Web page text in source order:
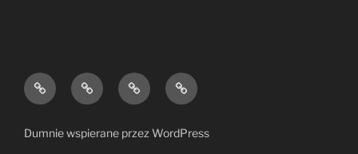
Automatyczne
wyszukiwanie
motoryzacyjnych
Autohandel
–
ofert
Monitor
aukcji
Powiadomienia
OLX
Dumnie wspierane przez WordPress